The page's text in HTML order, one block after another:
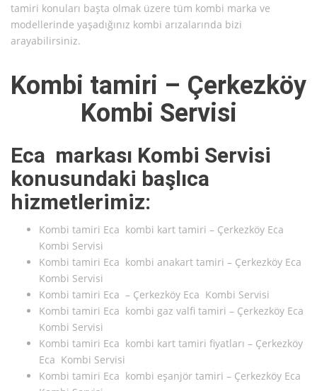
tamiri konuları başta olmak üzere tüm kombi marka ve
modellerinde yaşadığınız kombi arızalarında bizi
arayabilirsiniz.
Kombi tamiri – Çerkezköy
Kombi Servisi
Eca markası Kombi Servisi
konusundaki başlıca
hizmetlerimiz:
Kombi tamiri Eca kombi kart tamiri – Çerkezköy Eca
Kombi Servisi
Kombi tamiri Eca kombi anakart tamiri – Çerkezköy Eca
Kombi Servisi
Kombi tamiri Eca – Çerkezköy Eca Kombi Servisi
Kombi tamiri Eca kombi gaz valfi tamiri – Çerkezköy Eca
Kombi Servisi
Kombi tamiri Eca kombi kart tamiri fiyatları – Çerkezköy
Eca Kombi Servisi
Kombi tamiri Eca kombi eşanjör tamiri – Çerkezköy Eca